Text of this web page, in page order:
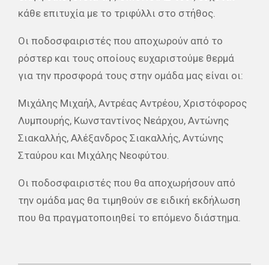
κάθε επιτυχία με το τριφύλλι στο στήθος.
Οι ποδοσφαιριστές που αποχωρούν από το
ρόστερ και τους οποίους ευχαριστούμε θερμά
για την προσφορά τους στην ομάδα μας είναι οι:
Μιχάλης Μιχαήλ, Αντρέας Αντρέου, Χριστόφορος
Λυμπουρής, Κωνσταντίνος Νεάρχου, Αντώνης
Σιακαλλής, Αλέξανδρος Σιακαλλής, Αντώνης
Σταύρου και Μιχάλης Νεοφύτου.
Οι ποδοσφαιριστές που θα αποχωρήσουν από
την ομάδα μας θα τιμηθούν σε ειδική εκδήλωση
που θα πραγματοποιηθεί το επόμενο διάστημα.